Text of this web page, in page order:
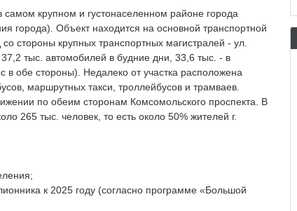
крупном и густонаселенном районе города
города). Объект находится на основной транспортной
стороны крупных транспортных магистралей - ул.
тыс. автомобилей в будние дни, 33,6 тыс. - в
обе стороны). Недалеко от участка расположена
маршрутных такси, троллейбусов и трамваев.
по обеим сторонам Комсомольского проспекта. В
265 тыс. человек, то есть около 50% жителей г.
к 2025 году (согласно программе «Большой